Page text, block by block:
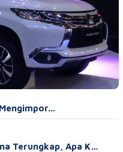
Terungkap, Apa K…